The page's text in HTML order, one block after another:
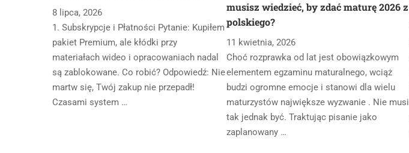
8 lipca, 2026
1. Subskrypcje i Płatności Pytanie: Kupiłem
pakiet Premium, ale kłódki przy
materiałach wideo i opracowaniach nadal
są zablokowane. Co robić? Odpowiedź: Nie
martw się, Twój zakup nie przepadł!
Czasami system …
musisz wiedzieć, by zdać maturę 2026 z
polskiego?
11 kwietnia, 2026
Choć rozprawka od lat jest obowiązkowym
elementem egzaminu maturalnego, wciąż
budzi ogromne emocje i stanowi dla wielu
maturzystów największe wyzwanie . Nie musi
tak jednak być. Traktując pisanie jako
zaplanowany …